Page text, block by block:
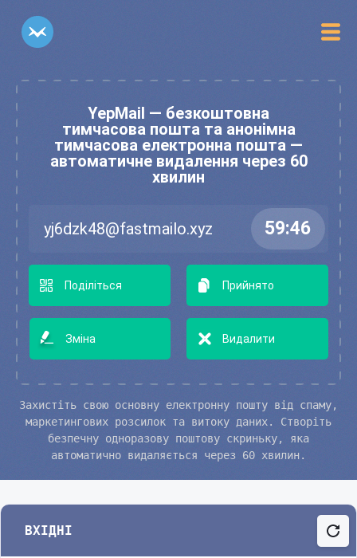
YepMail — безкоштовна
тимчасова пошта та анонімна
тимчасова електронна пошта —
автоматичне видалення через 60
хвилин
Поділіться Прийнято
Зміна Видалити
Захистіть свою основну електронну пошту від спаму,
маркетингових розсилок та витоку даних. Створіть
безпечну одноразову поштову скриньку, яка
автоматично видаляється через 60 хвилин.
ВХІДНІ